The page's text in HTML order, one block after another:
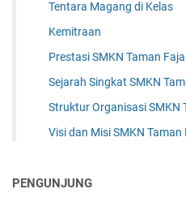
Tentara Magang di Kelas
Kemitraan
Prestasi SMKN Taman
Sejarah Singkat SMKN
Struktur Organisasi SMKN
Visi dan Misi SMKN Taman
PENGUNJUNG